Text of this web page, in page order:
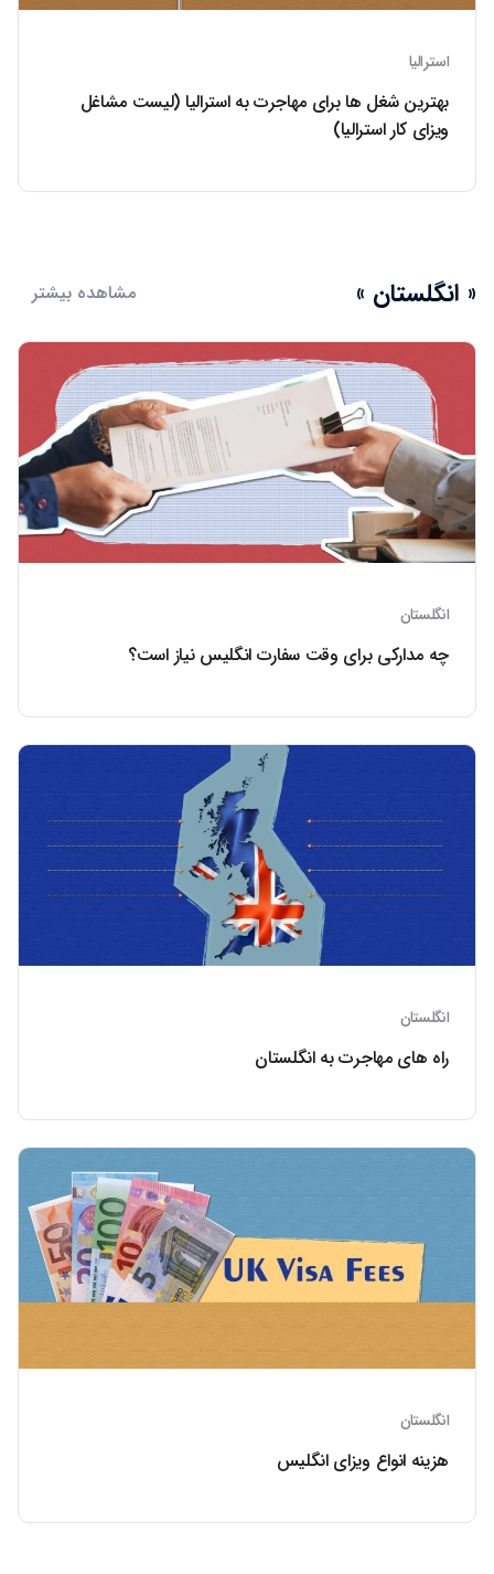
استرالیا
بهترین شغل ها برای مهاجرت به استرالیا (لیست مشاغل
ویزای کار استرالیا)
« انگلستان » مشاهده بیشتر
انگلستان
چه مدارکی برای وقت سفارت انگلیس نیاز است؟
انگلستان
راه های مهاجرت به انگلستان
انگلستان
هزینه انواع ویزای انگلیس